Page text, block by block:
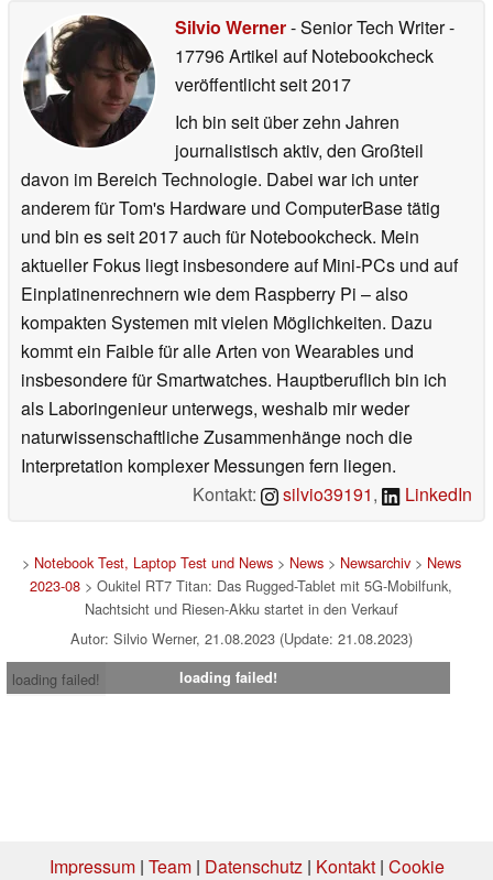
Silvio Werner- Senior Tech Writer-
17796 Artikel auf Notebookcheck
veröffentlichtseit 2017
Ich bin seit über zehn Jahren
journalistisch aktiv, den Großteil
davon im Bereich Technologie. Dabei war ich unter
anderem für Tom's Hardware und ComputerBase tätig
und bin es seit 2017 auch für Notebookcheck. Mein
aktueller Fokus liegt insbesondere auf Mini-PCs und auf
Einplatinenrechnern wie dem Raspberry Pi – also
kompakten Systemen mit vielen Möglichkeiten. Dazu
kommt ein Faible für alle Arten von Wearables und
insbesondere für Smartwatches. Hauptberuflich bin ich
als Laboringenieur unterwegs, weshalb mir weder
naturwissenschaftliche Zusammenhänge noch die
Interpretation komplexer Messungen fern liegen.
Kontakt:
silvio39191, LinkedIn
> Notebook Test, Laptop Test und News> News> Newsarchiv> News
2023-08 > Oukitel RT7 Titan: Das Rugged-Tablet mit 5G-Mobilfunk,
Nachtsicht und Riesen-Akku startet in den Verkauf
Autor: Silvio Werner, 21.08.2023 (Update: 21.08.2023)
loading failed!
loading failed!
Impressum| Team| Datenschutz| Kontakt| Cookie